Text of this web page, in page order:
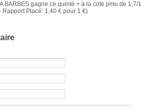
BARBES gagne ce quinté + à la cote pmu de 1,7/1
Rapport Placé: 1,40 € pour 1 €)